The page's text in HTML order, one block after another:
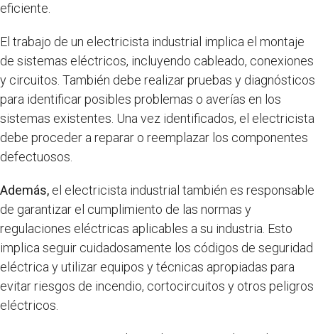
eficiente.
El trabajo de un electricista industrial implica el montaje
de sistemas eléctricos, incluyendo cableado, conexiones
y circuitos. También debe realizar pruebas y diagnósticos
para identificar posibles problemas o averías en los
sistemas existentes. Una vez identificados, el electricista
debe proceder a reparar o reemplazar los componentes
defectuosos.
Además, el electricista industrial también es responsable
de garantizar el cumplimiento de las normas y
regulaciones eléctricas aplicables a su industria. Esto
implica seguir cuidadosamente los códigos de seguridad
eléctrica y utilizar equipos y técnicas apropiadas para
evitar riesgos de incendio, cortocircuitos y otros peligros
eléctricos.